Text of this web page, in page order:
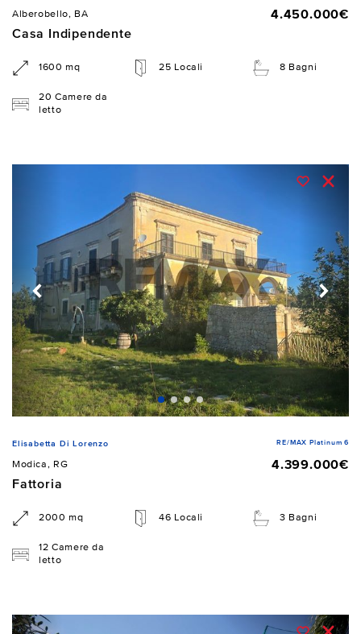
Alberobello, BA
4.450.000€
Casa Indipendente
1600 mq 25 Locali 8 Bagni
20 Camere da
letto
Elisabetta Di Lorenzo RE/MAX Platinum 6
Modica, RG
4.399.000€
Fattoria
2000 mq 46 Locali 3 Bagni
12 Camere da
letto